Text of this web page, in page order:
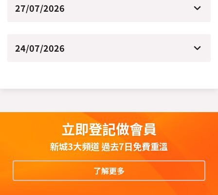
27/07/2026
24/07/2026
立即登記做會員
新城3大頻道 過去7日免費重溫
了解更多